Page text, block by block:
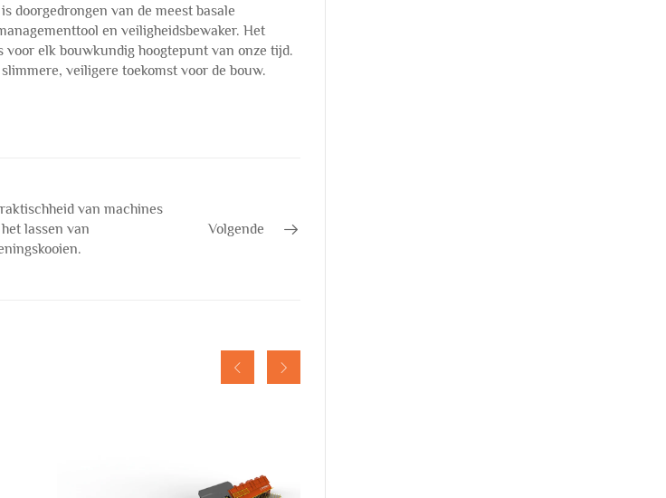
doorgedrongen van de meest basale
en veiligheidsbewaker. Het
elk bouwkundig hoogtepunt van onze tijd.
veiligere toekomst voor de bouw.
van machines
lassen van
Volgende